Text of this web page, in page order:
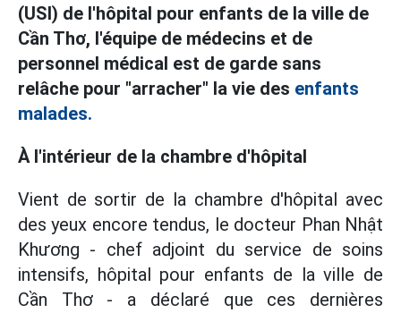
(USI) de l'hôpital pour enfants de la ville de
Cần Thơ, l'équipe de médecins et de
personnel médical est de garde sans
relâche pour "arracher" la vie des enfants
malades.
À l'intérieur de la chambre d'hôpital
Vient de sortir de la chambre d'hôpital avec
des yeux encore tendus, le docteur Phan Nhật
Khương - chef adjoint du service de soins
intensifs, hôpital pour enfants de la ville de
Cần Thơ - a déclaré que ces dernières